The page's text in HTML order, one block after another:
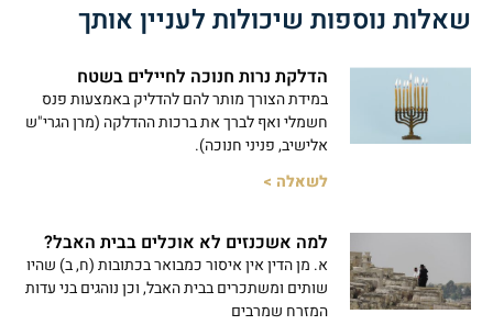
שאלות נוספות שיכולות לעניין אותך
הדלקת נרות חנוכה לחיילים בשטח
במידת הצורך מותר להם להדליק באמצעות פנס
חשמלי ואף לברך את ברכות ההדלקה (מרן הגרי"ש
אלישיב, פניני חנוכה).
לשאלה >
למה אשכנזים לא אוכלים בבית האבל?
א. מן הדין אין איסור כמבואר בכתובות (ח, ב) שהיו
שותים ומשתכרים בבית האבל, וכן נוהגים בני עדות
המזרח שמרבים